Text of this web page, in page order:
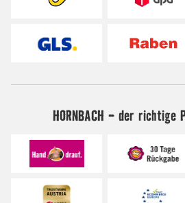
HORNBACH - der